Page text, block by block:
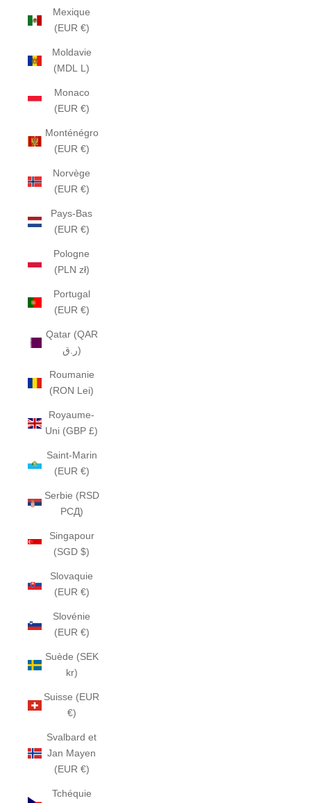
Mexique
(EUR €)
Moldavie
(MDL L)
Monaco
(EUR €)
Monténégro
(EUR €)
Norvège
(EUR €)
Pays-Bas
(EUR €)
Pologne
(PLN zł)
Portugal
(EUR €)
Qatar (QAR
ر.ق)
Roumanie
(RON Lei)
Royaume-
Uni (GBP £)
Saint-Marin
(EUR €)
Serbie (RSD
РСД)
Singapour
(SGD $)
Slovaquie
(EUR €)
Slovénie
(EUR €)
Suède (SEK
kr)
Suisse (EUR
€)
Svalbard et
Jan Mayen
(EUR €)
Tchéquie